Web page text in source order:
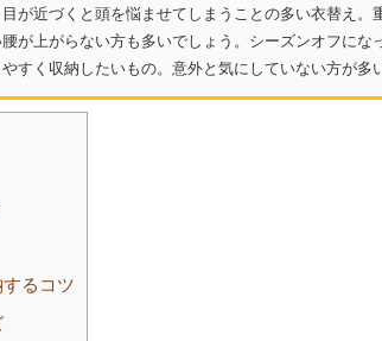
が近づくと頭を悩ませてしまうことの多い衣替え。
が上がらない方も多いでしょう。シーズンオフに
すく収納したいもの。意外と気にしていない方が多
るコツ